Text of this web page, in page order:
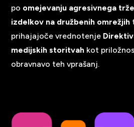
po omejevanju agresivnega
izdelkov na družbenih omrežjih
prihajajoče vrednotenje
medijskih storitvah kot
obravnavo teh vprašanj.